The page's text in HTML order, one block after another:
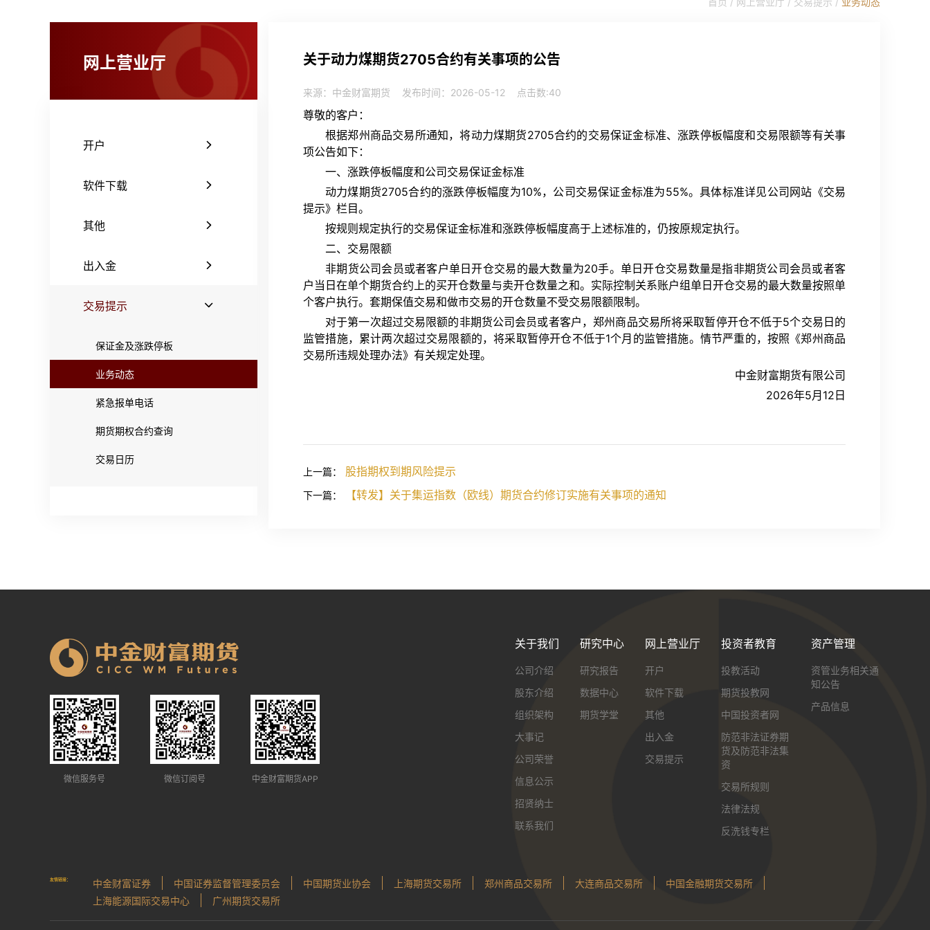
网上营业厅
开户
软件下载
其他
出入金
交易提示
保证金及涨跌停板
业务动态
紧急报单电话
期货期权合约查询
交易日历
关于动力煤期货2705合约有关事项的公告
来源：中金财富期货 发布时间：2026-05-12 点击数:40
尊敬的客户：
根据郑州商品交易所通知，将动力煤期货2705合约的交易保证金标准、涨跌停板幅度和交易限额等有关事
项公告如下：
一、涨跌停板幅度和公司交易保证金标准
动力煤期货2705合约的涨跌停板幅度为10%，公司交易保证金标准为55%。具体标准详见公司网站《交易
提示》栏目。
按规则规定执行的交易保证金标准和涨跌停板幅度高于上述标准的，仍按原规定执行。
二、交易限额
非期货公司会员或者客户单日开仓交易的最大数量为20手。单日开仓交易数量是指非期货公司会员或者客
户当日在单个期货合约上的买开仓数量与卖开仓数量之和。实际控制关系账户组单日开仓交易的最大数量按照单
个客户执行。套期保值交易和做市交易的开仓数量不受交易限额限制。
对于第一次超过交易限额的非期货公司会员或者客户，郑州商品交易所将采取暂停开仓不低于5个交易日的
监管措施，累计两次超过交易限额的，将采取暂停开仓不低于1个月的监管措施。情节严重的，按照《郑州商品
交易所违规处理办法》有关规定处理。
中金财富期货有限公司
2026年5月12日
上一篇： 股指期权到期风险提示
下一篇： 【转发】关于集运指数（欧线）期货合约修订实施有关事项的通知
微信服务号 微信订阅号 中金财富期货APP
关于我们
公司介绍
股东介绍
组织架构
大事记
公司荣誉
信息公示
招贤纳士
联系我们
研究中心
研究报告
数据中心
期货学堂
网上营业厅
开户
软件下载
其他
出入金
交易提示
投资者教育
投教活动
期货投教网
中国投资者网
防范非法证券期
货及防范非法集
资
交易所规则
法律法规
反洗钱专栏
资产管理
资管业务相关通
知公告
产品信息
友情链接： 中金财富证券 中国证券监督管理委员会 中国期货业协会 上海期货交易所 郑州商品交易所 大连商品交易所
中国金融期货交易所
上海能源国际交易中心
广州期货交易所